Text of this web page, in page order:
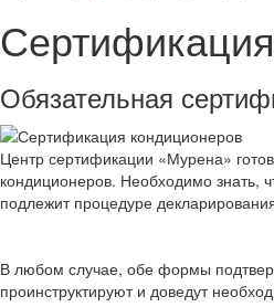
Обязательная
Центр сертификации «Мурена»
кондиционеров. Необходимо знать,
подлежит процедуре
В любом случае, обе формы
проинструктируют и доведут